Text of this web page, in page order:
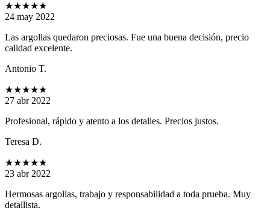
★★★★★
24 may 2022
Las argollas quedaron preciosas. Fue una buena decisión, precio
calidad excelente.
Antonio T.
★★★★★
27 abr 2022
Profesional, rápido y atento a los detalles. Precios justos.
Teresa D.
★★★★★
23 abr 2022
Hermosas argollas, trabajo y responsabilidad a toda prueba. Muy
detallista.